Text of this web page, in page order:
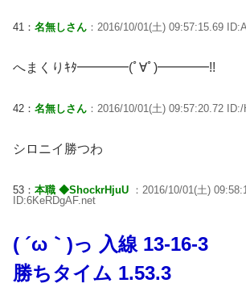
41： 名無しさん ：2016/10/01(土) 09:57:15.69
へまくりｷﾀ━━━━(ﾟ∀ﾟ)━━━━!!
42： 名無しさん ：2016/10/01(土) 09:57:20.72
シロニイ勝つわ
53： 本職 ◆ShockrHjuU ：2016/10/01(土)
ID:6KeRDgAF.net
( ´ω｀)っ 入線 13-16-3
勝ちタイム 1.53.3